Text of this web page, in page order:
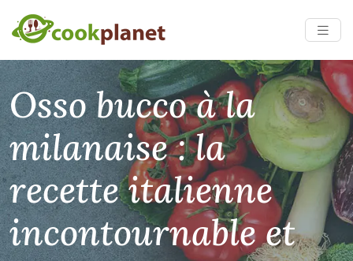
Osso bucco à la
milanaise : la
recette italienne
incontournable et